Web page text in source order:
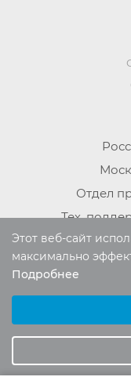
Отдел
Тех.
материалов
Этот веб-сайт
максимально
Подробнее
Аналитические/